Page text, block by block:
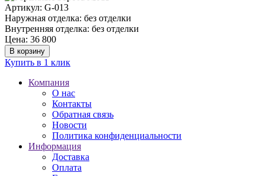
Артикул: G-013
Наружная отделка: без отделки
Внутренняя отделка: без отделки
Цена: 36 800
В корзину
Купить в 1 клик
Компания
О нас
Контакты
Обратная связь
Новости
Политика конфиденциальности
Информация
Доставка
Оплата